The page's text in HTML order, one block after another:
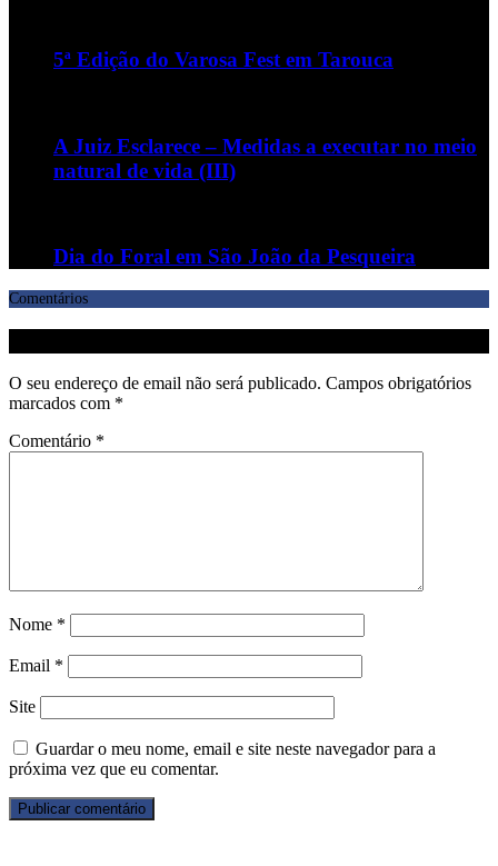
5ª Edição do Varosa Fest em Tarouca
A Juiz Esclarece – Medidas a executar no meio
natural de vida (III)
Dia do Foral em São João da Pesqueira
Comentários
O seu endereço de email não será publicado. Campos obrigatórios
marcados com *
Comentário *
Nome *
Email *
Site
Guardar o meu nome, email e site neste navegador para a
próxima vez que eu comentar.